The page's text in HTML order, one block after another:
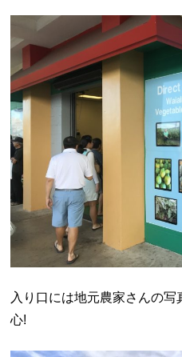
入り口には地元農家さんの
心!